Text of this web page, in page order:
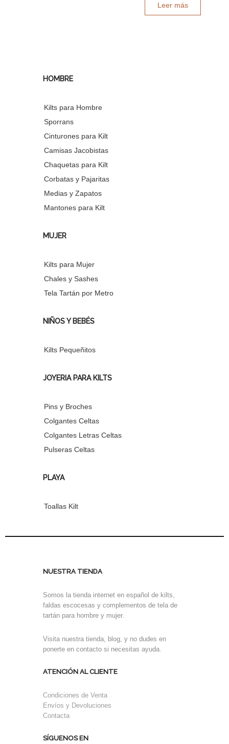
Leer más
HOMBRE
Kilts para Hombre
Sporrans
Cinturones para Kilt
Camisas Jacobistas
Chaquetas para Kilt
Corbatas y Pajaritas
Medias y Zapatos
Mantones para Kilt
MUJER
Kilts para Mujer
Chales y Sashes
Tela Tartán por Metro
NIÑOS Y BEBÉS
Kilts Pequeñitos
JOYERIA PARA KILTS
Pins y Broches
Colgantes Celtas
Colgantes Letras Celtas
Pulseras Celtas
PLAYA
Toallas Kilt
NUESTRA TIENDA
Somos la tienda internet en español de kilts,
faldas escocesas y complementos de tela de
tartán para hombre y mujer.
Visita nuestra tienda, blog, y no dudes en
ponerte en contacto si necesitas ayuda.
ATENCIÓN AL CLIENTE
Condiciones de Venta
Envíos y Devoluciones
Contacta
SÍGUENOS EN